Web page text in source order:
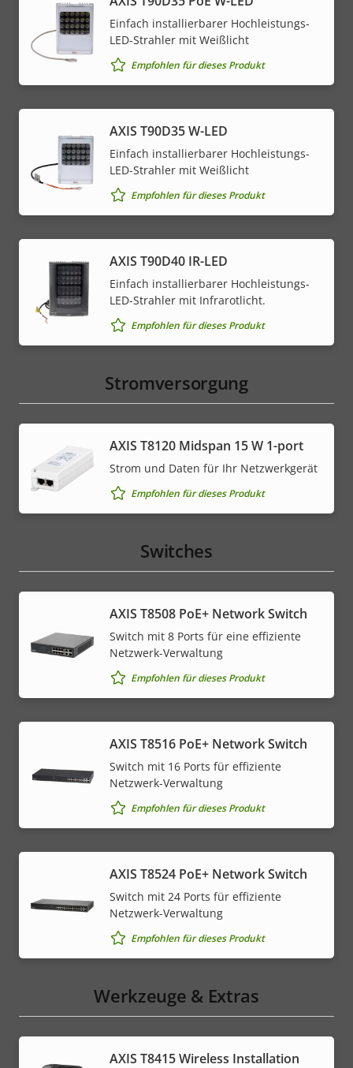
Einfach installierbarer Hochleistungs-
LED-Strahler mit Weißlicht
Empfohlen für dieses Produkt
AXIS T90D35 W-LED
Einfach installierbarer Hochleistungs-
LED-Strahler mit Weißlicht
Empfohlen für dieses Produkt
AXIS T90D40 IR-LED
Einfach installierbarer Hochleistungs-
LED-Strahler mit Infrarotlicht.
Empfohlen für dieses Produkt
Stromversorgung
AXIS T8120 Midspan 15 W 1-port
Strom und Daten für Ihr Netzwerkgerät
Empfohlen für dieses Produkt
Switches
AXIS T8508 PoE+ Network Switch
Switch mit 8 Ports für eine effiziente
Netzwerk-Verwaltung
Empfohlen für dieses Produkt
AXIS T8516 PoE+ Network Switch
Switch mit 16 Ports für effiziente
Netzwerk-Verwaltung
Empfohlen für dieses Produkt
AXIS T8524 PoE+ Network Switch
Switch mit 24 Ports für effiziente
Netzwerk-Verwaltung
Empfohlen für dieses Produkt
Werkzeuge & Extras
AXIS T8415 Wireless Installation